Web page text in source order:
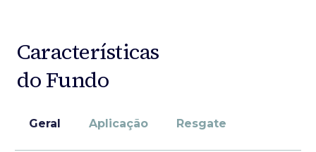
Características
do Fundo
Geral Aplicação Resgate